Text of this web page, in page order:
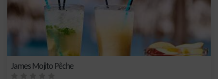
James Mojito Pêche